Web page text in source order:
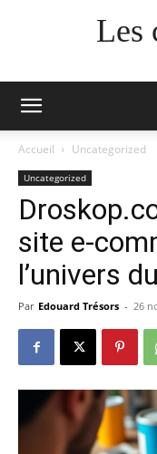
Les
Accueil Uncategorized
Uncategorized
site e-
l’univers
Par Edouard Trésors - 26